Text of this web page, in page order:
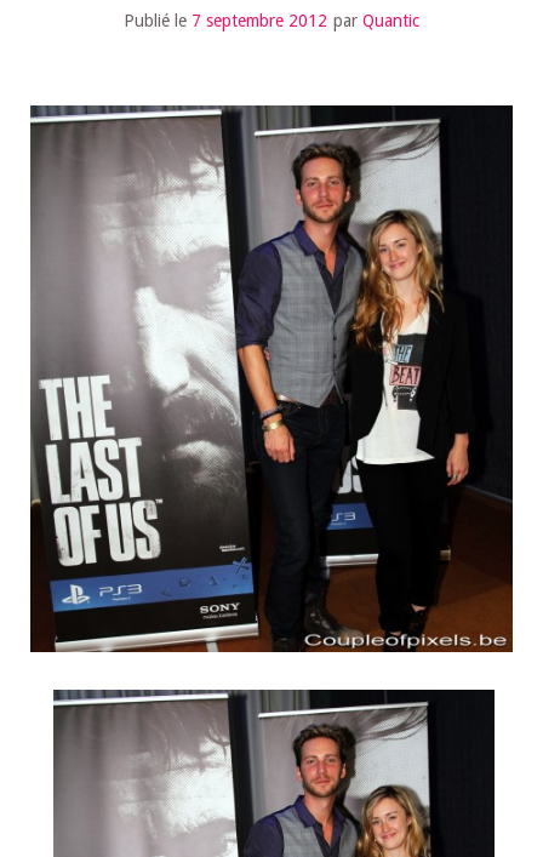
Publié le 7 septembre 2012 par Quantic